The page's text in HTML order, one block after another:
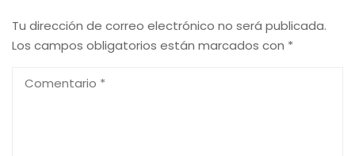
Tu dirección de correo electrónico no será publicada.
Los campos obligatorios están marcados con *